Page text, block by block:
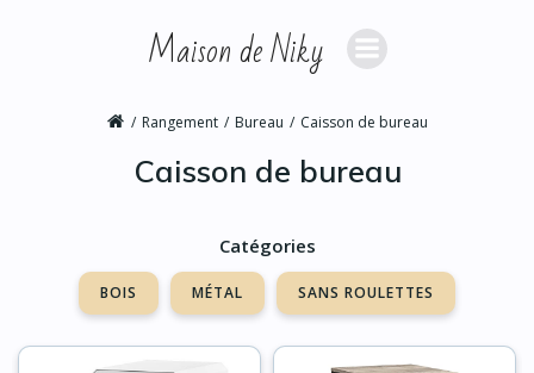
au
contenu
Maison de Niky
Rangement Bureau Caisson de bureau
Caisson de bureau
Catégories
BOIS MÉTAL SANS ROULETTES